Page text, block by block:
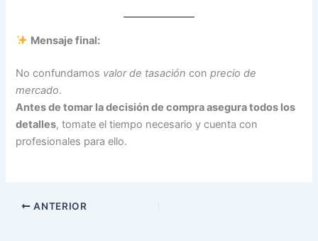
Mensaje final:
No confundamos valor de tasación conprecio de
mercado.
Antes de tomar la decisión de compra asegura todos los
detalles, tomate el tiempo necesario y cuenta con
profesionales para ello.
ANTERIOR